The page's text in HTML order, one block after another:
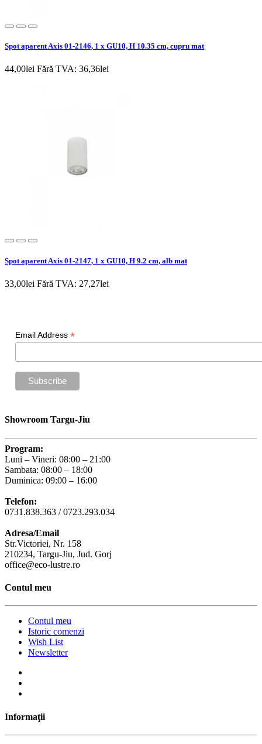
Spot aparent Axis 01-2146, 1 x GU10, H 10.35 cm, cupru mat
44,00lei Fără TVA: 36,36lei
Spot aparent Axis 01-2147, 1 x GU10, H 9.2 cm, alb mat
33,00lei Fără TVA: 27,27lei
Email Address *
Showroom Targu-Jiu
Program:
Luni – Vineri: 08:00 – 21:00
Sambata: 08:00 – 18:00
Duminica: 09:00 – 16:00
Telefon:
0731.838.363 / 0723.293.034
Adresa/Email
Str.Victoriei, Nr. 158
210234, Targu-Jiu, Jud. Gorj
office@eco-lustre.ro
Contul meu
Contul meu
Istoric comenzi
Wish List
Newsletter
Informaţii